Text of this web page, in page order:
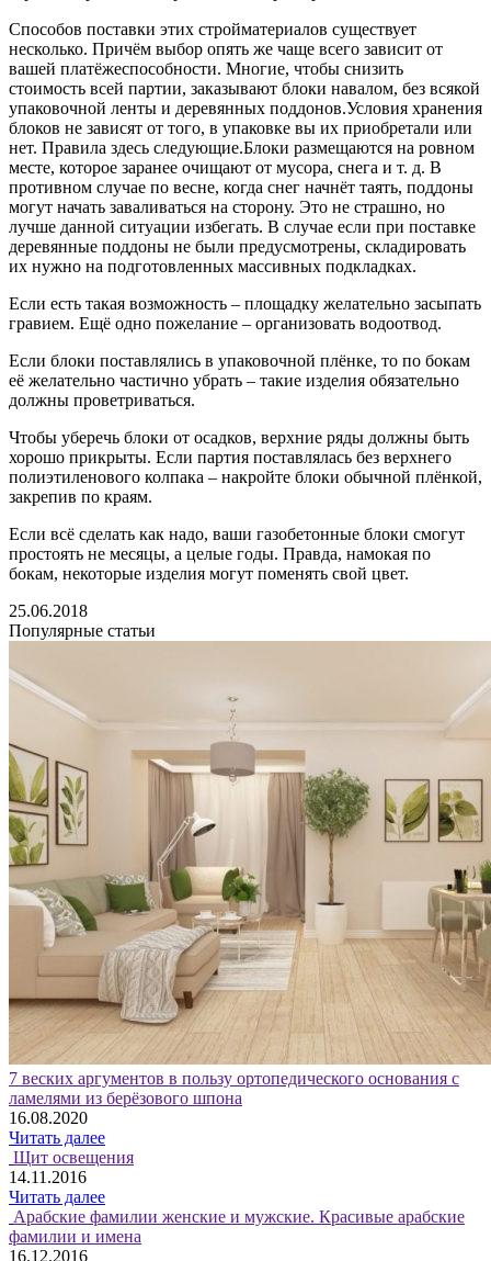
Способов поставки этих стройматериалов существует
несколько. Причём выбор опять же чаще всего зависит от
вашей платёжеспособности. Многие, чтобы снизить
стоимость всей партии, заказывают блоки навалом, без всякой
упаковочной ленты и деревянных поддонов.Условия хранения
блоков не зависят от того, в упаковке вы их приобретали или
нет. Правила здесь следующие.Блоки размещаются на ровном
месте, которое заранее очищают от мусора, снега и т. д. В
противном случае по весне, когда снег начнёт таять, поддоны
могут начать заваливаться на сторону. Это не страшно, но
лучше данной ситуации избегать. В случае если при поставке
деревянные поддоны не были предусмотрены, складировать
их нужно на подготовленных массивных подкладках.
Если есть такая возможность – площадку желательно засыпать
гравием. Ещё одно пожелание – организовать водоотвод.
Если блоки поставлялись в упаковочной плёнке, то по бокам
её желательно частично убрать – такие изделия обязательно
должны проветриваться.
Чтобы уберечь блоки от осадков, верхние ряды должны быть
хорошо прикрыты. Если партия поставлялась без верхнего
полиэтиленового колпака – накройте блоки обычной плёнкой,
закрепив по краям.
Если всё сделать как надо, ваши газобетонные блоки смогут
простоять не месяцы, а целые годы. Правда, намокая по
бокам, некоторые изделия могут поменять свой цвет.
25.06.2018
Популярные статьи
7 веских аргументов в пользу ортопедического основания с
ламелями из берёзового шпона
16.08.2020
Читать далее
Щит освещения
14.11.2016
Читать далее
Арабские фамилии женские и мужские. Красивые арабские
фамилии и имена
16.12.2016